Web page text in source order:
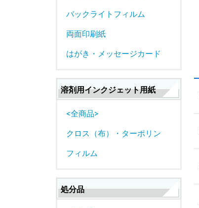
バックライトフィルム
両面印刷紙
はがき・メッセージカード
溶剤用インクジェット用紙
<全商品>
クロス（布）・ターポリン
フィルム
処分品